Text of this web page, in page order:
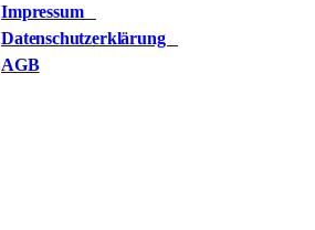
Impressum
Datenschutzerklärung
AGB